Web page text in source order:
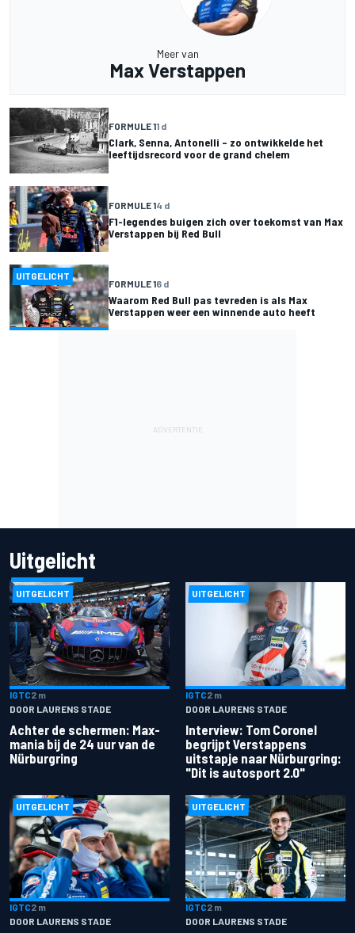
Meer van
Max Verstappen
FORMULE 11 d
Clark, Senna, Antonelli – zo ontwikkelde het
leeftijdsrecord voor de grand chelem
FORMULE 14 d
F1-legendes buigen zich over toekomst van Max
Verstappen bij Red Bull
UITGELICHT
FORMULE 16 d
Waarom Red Bull pas tevreden is als Max
Verstappen weer een winnende auto heeft
Uitgelicht
UITGELICHT
IGTC2 m
DOOR LAURENS STADE
Achter de schermen: Max-
mania bij de 24 uur van de
Nürburgring
UITGELICHT
IGTC2 m
DOOR LAURENS STADE
Interview: Tom Coronel
begrijpt Verstappens
uitstapje naar Nürburgring:
"Dit is autosport 2.0"
UITGELICHT
IGTC2 m
DOOR LAURENS STADE
UITGELICHT
IGTC2 m
DOOR LAURENS STADE